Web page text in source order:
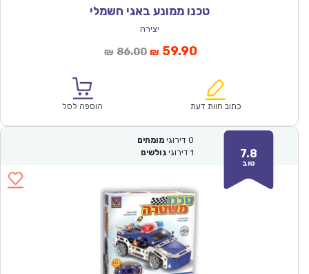
טכנו ממונע באגי חשמלי
יצירה
₪ 86.00המחיר
₪86.00.
₪ 59.90המחיר
הוא:
כתוב חוות דעת הוספה לסל
7.8
טוב
0 דירוגי מומחים
1 דירוגי גולשים